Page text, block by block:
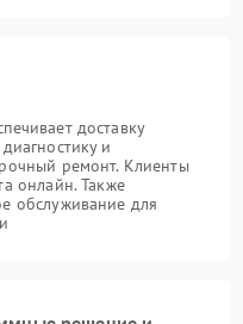
доставку
и
ремонт. Клиенты
онлайн. Также
обслуживание для